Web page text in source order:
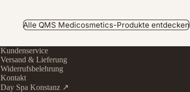
Alle QMS Medicosmetics-Produkte entdecken
Kundenservice
Versand & Lieferung
Widerrufsbelehrung
Kontakt
Day Spa Konstanz ↗